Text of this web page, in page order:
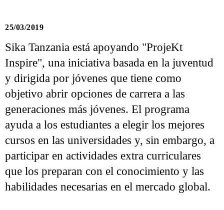
25/03/2019
Sika Tanzania está apoyando "ProjeKt
Inspire", una iniciativa basada en la juventud
y dirigida por jóvenes que tiene como
objetivo abrir opciones de carrera a las
generaciones más jóvenes. El programa
ayuda a los estudiantes a elegir los mejores
cursos en las universidades y, sin embargo, a
participar en actividades extra curriculares
que los preparan con el conocimiento y las
habilidades necesarias en el mercado global.